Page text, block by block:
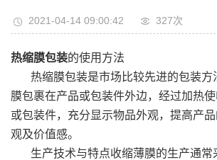
2021-04-14 09:00:42 327次
热缩膜包装的使用方法
热缩膜包装是市场比较先进的包装方
膜包裹在产品或包装件外边，经过加热
或包装件，充分显示物品外观，提高产
观及价值感。
生产技术与特点收缩薄膜的生产通常